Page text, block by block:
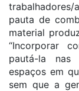
pauta de
material
“Incorporar
pautá-la nas
espaços em
sem que a